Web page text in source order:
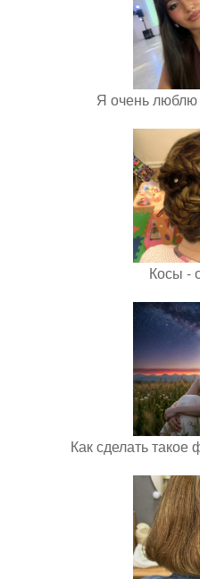
Я очень люблю
Косы -
Как сделать такое